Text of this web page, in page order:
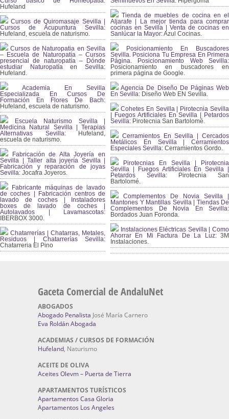
Hufeland
Cursos de Quiromasaje Sevilla |
Cursos de Acupuntura Sevilla:
Hufeland, escuela de naturismo.
Cursos de Naturopatia en Sevilla
– Escuela de Naturopatía – Cursos
presencial de naturopatía – Dónde
estudiar Naturopatía en Sevilla:
Hufeland.
Academia En Sevilla
Especializada En Cursos De
Formación En Flores De Bach:
Hufeland, escuela de naturismo.
Escuela Naturismo Sevilla |
Medicina Natural Sevilla | Terapias
Alternativas Sevilla: Hufeland,
escuela de naturismo.
Fabricación de Alta Joyería en
Sevilla | Taller alta joyería Sevilla |
Fabricación y reparación de joyas
Sevilla: Jocafra Joyeros.
Fabricante máquinas de lavado
de coches | Fabricación centros de
lavado de coches | Instaladores
boxes de lavado de coches |
Autolavados | Lavamascotas:
IBERBOX 3000.
Chatarrerías | Chatarras, Metales,
Residuos | Chatarrerías Sevilla:
Chatarreria El Pino
Tienda de muebles de cocina en el
Aljarafe | La mejor tienda para comprar
cocinas en Sevilla | Venta de cocinas en
Sanlúcar la Mayor:Azul Cocinas.
Posicionamiento En Buscadores
Sevilla. Posiciona Tu Empresa En Primera
Página. Posicionamiento Web Sevilla:
Posicionamiento en buscadores en
primera página de Google.
Agencia De Diseño De Páginas Web
En Sevilla: Diseño Web EN Sevilla.
Cohetes En Sevilla | Pirotecnia Sevilla
| Fuegos Artificiales En Sevilla | Petardos
Sevilla: Pirotecnia San Bartolomé.
Cerramientos En Sevilla | Cercados
Metálicos En Sevilla | Cerramientos
Especiales Sevilla: Cerramientos Gordo.
Pirotecnias En Sevilla | Pirotecnia
Sevilla | Fuegos Artificiales En Sevilla |
Petardos Sevilla: Pirotecnia San
Bartolomé.
Complementos De Novia Sevilla |
Mantones Y Mantillas Sevilla | Tiendas De
Complementos De Novia En Sevilla:
Bordados Juan Foronda.
Instalaciones Eléctricas Sevilla | Como
Ahorrar En Mi Factura De La Luz:3M
Instalaciones.
Gaceta Comercial de AndaluNet
ABOGADOS
Abogado Penalista José María Carnero
Eva Roldán Abogada
ACADEMIAS / CURSOS DE FORMACIÓN
Hufeland, Naturismo
ACEITE DE OLIVA
Aceites Olevm – Puerta de Tierra
APARTAMENTOS TURÍSTICOS
Apartamentos Casa Gloria
Apartamentos Los Angeles